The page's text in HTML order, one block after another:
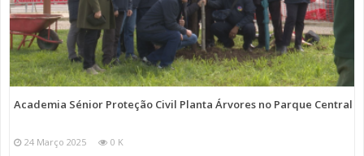
Academia Sénior Proteção Civil Planta Árvores no Parque Central
24 Março 2025 0 K